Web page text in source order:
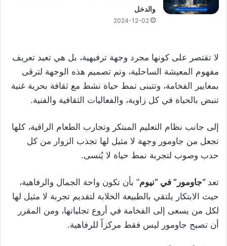
والدخل
2024-12-02
لا تقتصر على كونها مجرد وجهة ترفيهية، بل هي تعيد تعريف
مفهوم المعيشة الساحلية، وتم تصميم هذه الوجهة لترقى
بمعايير الفخامة، وتتبنى نمط حياة نشط مع ثقافة بحرية غنية
تنبض بالحياة في كل زاوية، والفعاليات الثقافية والفنية.
إلى جانب نظام التعليم المبتكر وتجارب الطعام الراقية، كلها
تجعل من جاومور وجهة لا مثيل لها تجذب الزوار من كل
حدب وصوب لتجربة نمط حياة لا يُنسى.
تعد “جاومور” في “نيوم” بأن تكون واحة الجمال والرفاهية،
حيث الابتكار يلتقي بالطبيعة الخلابة لتقديم تجربة لا مثيل لها
لكل من يسعى إلى الفخامة في أروع تجلياتها، ومن المقرر
أن تصبح جاومور ليس فقط مركزاً للرفاهية.